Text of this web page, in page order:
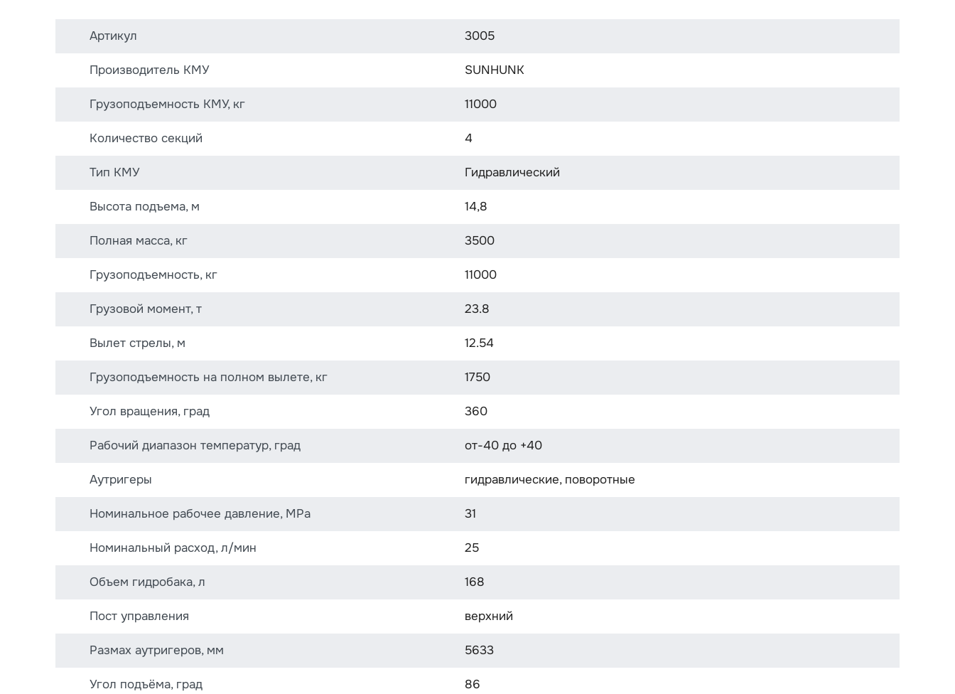
Артикул 3005
Производитель КМУ SUNHUNK
Грузоподъемность КМУ, кг 11000
Количество секций 4
Тип КМУ Гидравлический
Высота подъема, м 14,8
Полная масса, кг 3500
Грузоподъемность, кг 11000
Грузовой момент, т 23.8
Вылет стрелы, м 12.54
Грузоподъемность на полном вылете, кг 1750
Угол вращения, град 360
Рабочий диапазон температур, град от-40 до +40
Аутригеры гидравлические, поворотные
Номинальное рабочее давление, MPa 31
Номинальный расход, л/мин 25
Объем гидробака, л 168
Пост управления верхний
Размах аутригеров, мм 5633
Угол подъёма, град 86